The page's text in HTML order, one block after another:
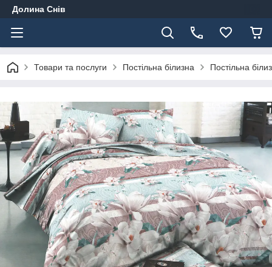
Долина Снів
Товари та послуги Постільна білизна Постільна